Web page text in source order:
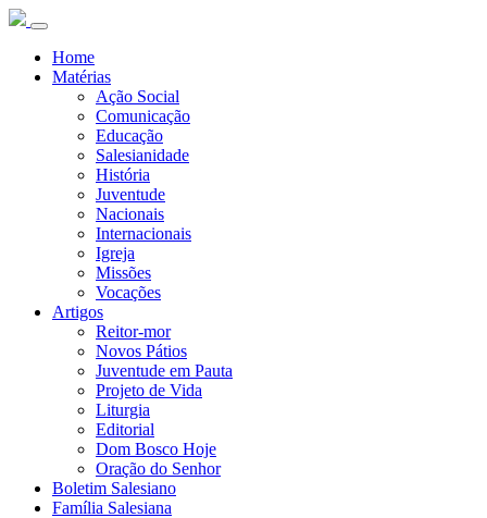
Home
Matérias
Ação Social
Comunicação
Educação
Salesianidade
História
Juventude
Nacionais
Internacionais
Igreja
Missões
Vocações
Artigos
Reitor-mor
Novos Pátios
Juventude em Pauta
Projeto de Vida
Liturgia
Editorial
Dom Bosco Hoje
Oração do Senhor
Boletim Salesiano
Família Salesiana